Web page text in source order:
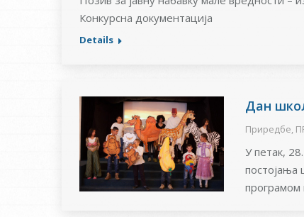
Конкурснa документацијa
Details
Дан
Приредбе,
У петак,
постојања
програмом